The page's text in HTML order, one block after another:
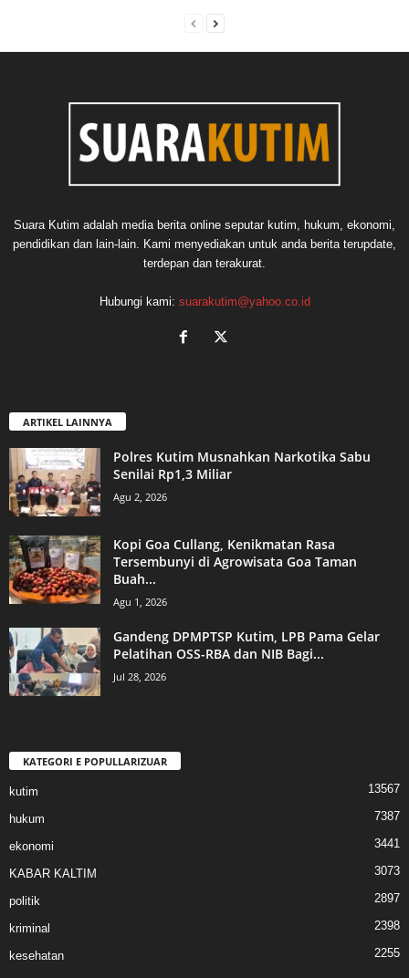
Suara Kutim adalah media berita online seputar kutim, hukum, ekonomi,
pendidikan dan lain-lain. Kami menyediakan untuk anda berita terupdate,
terdepan dan terakurat.
Hubungi kami: suarakutim@yahoo.co.id
ARTIKEL LAINNYA
Polres Kutim Musnahkan Narkotika Sabu
Senilai Rp1,3 Miliar
Agu 2, 2026
Kopi Goa Cullang, Kenikmatan Rasa
Tersembunyi di Agrowisata Goa Taman
Buah...
Agu 1, 2026
Gandeng DPMPTSP Kutim, LPB Pama Gelar
Pelatihan OSS-RBA dan NIB Bagi...
Jul 28, 2026
KATEGORI E POPULLARIZUAR
kutim 13567
hukum 7387
ekonomi 3441
KABAR KALTIM 3073
politik 2897
kriminal 2398
kesehatan 2255